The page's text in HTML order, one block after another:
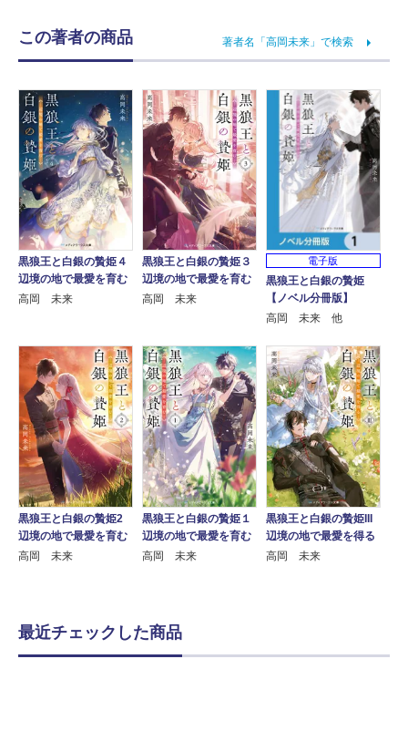
この著者の商品 著者名「高岡未来」で検索
黒狼王と白銀の贄姫４
辺境の地で最愛を育む
高岡 未来
黒狼王と白銀の贄姫３
辺境の地で最愛を育む
高岡 未来
電子版
黒狼王と白銀の贄姫
【ノベル分冊版】
高岡 未来 他
黒狼王と白銀の贄姫2
辺境の地で最愛を育む
高岡 未来
黒狼王と白銀の贄姫１
辺境の地で最愛を育む
高岡 未来
黒狼王と白銀の贄姫III
辺境の地で最愛を得る
高岡 未来
最近チェックした商品